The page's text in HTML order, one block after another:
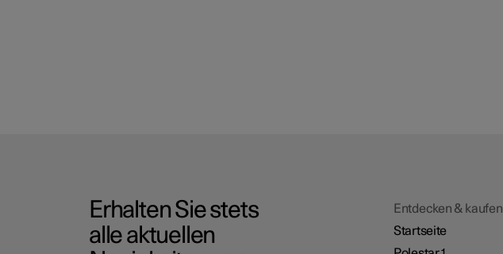
Erhalten Sie stets
alle aktuellen
Entdecken & kaufen
Startseite